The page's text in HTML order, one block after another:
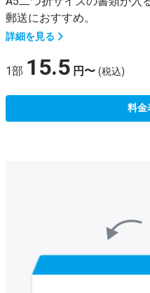
郵送におすすめ。
詳細を見る
1部 15.5 円〜 (税込)
料金